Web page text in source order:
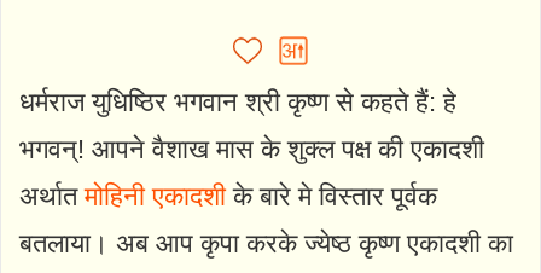
धर्मराज युधिष्ठिर भगवान श्री कृष्ण से कहते हैं: हे
भगवन्! आपने वैशाख मास के शुक्ल पक्ष की एकादशी
अर्थातमोहिनी एकादशीके बारे मे विस्तार पूर्वक
बतलाया। अब आप कृपा करके ज्येष्ठ कृष्ण एकादशी का